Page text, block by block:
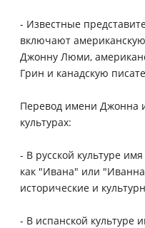
- Известные
включают
Джонну Люми,
Грин и канадскую
Перевод имени Джонна
культурах:
- В русской культуре
как "Ивана" или
исторические и
- В испанской культуре